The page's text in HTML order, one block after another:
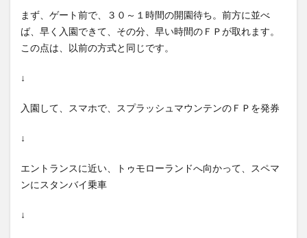
まず、ゲート前で、３０～１時間の開園待ち。前方に並べ
ば、早く入園できて、その分、早い時間のＦＰが取れます。
この点は、以前の方式と同じです。
↓
入園して、スマホで、スプラッシュマウンテンのＦＰを発券
↓
エントランスに近い、トゥモローランドへ向かって、スペマ
ンにスタンバイ乗車
↓